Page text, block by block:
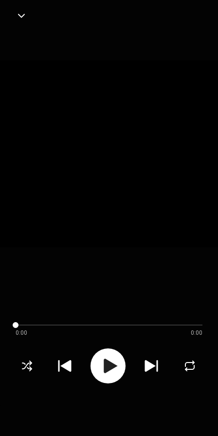
0:00 0:00